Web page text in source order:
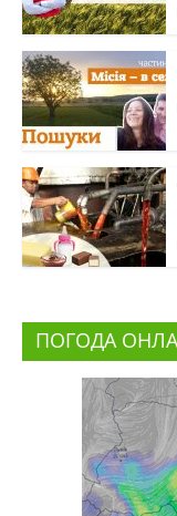
ПОГОДА